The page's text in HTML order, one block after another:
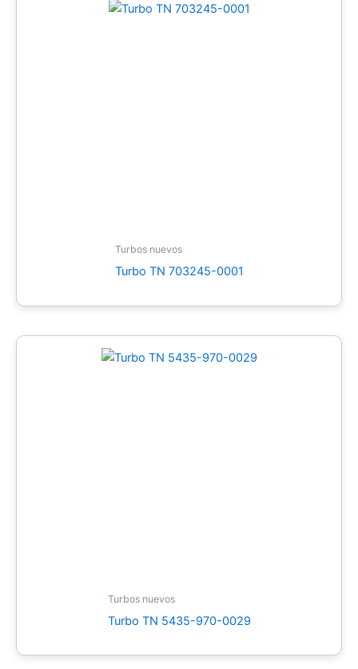
Turbos nuevos
Turbo TN 703245-0001
Turbos nuevos
Turbo TN 5435-970-0029